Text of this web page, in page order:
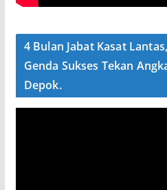
4 Bulan Jabat Kasat
Genda Sukses Tekan
Depok.